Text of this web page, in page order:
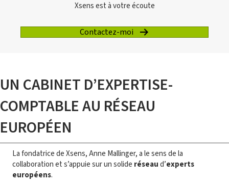
Xsens est à votre écoute
Contactez-moi
UN CABINET D’EXPERTISE-
COMPTABLE AU RÉSEAU
EUROPÉEN
La fondatrice de Xsens, Anne Mallinger, a le sens de la
collaboration et s’appuie sur un solide réseaud’experts
européens.